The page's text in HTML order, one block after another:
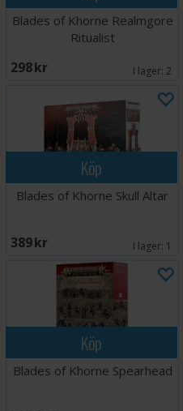
Blades of Khorne Realmgore
Ritualist
298 SEK I lager: 2
Köp
Blades of Khorne Skull Altar
389 SEK I lager: 1
Köp
Blades of Khorne Spearhead